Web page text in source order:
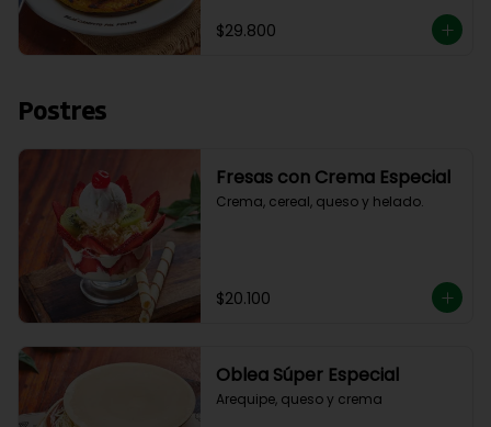
$29.800
Postres
Fresas con Crema Especial
Crema, cereal, queso y helado.
$20.100
Oblea Súper Especial
Arequipe, queso y crema